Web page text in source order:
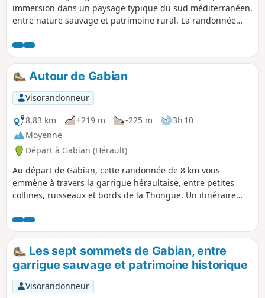
immersion dans un paysage typique du sud méditerranéen,
entre nature sauvage et patrimoine rural. La randonnée
composé de trois salles distinctes, où l’on peut observer de
belles formations calcaires et de spectaculaires stalactites,
témoins de milliers d’années de lente érosion. Le parcours
se poursuit vers les Moulins de Faugères, anciens moulins à
vent utilisés historiquement pour la transformation des
céréales, dont les premières traces remontent à l’époque
médiévale. Enfin, le sentier traverse un remarquable
patrimoine en pierre sèche, avec ses murs de terrasses
agricoles façonnant autrefois les cultures en restanques,
ainsi que les “carabelles”, petites constructions en pierre
servant d’abris ou d’outils agricoles, héritées des pratiques
paysannes traditionnelles et de l’organisation des jardins et
cultures anciennes du territoire.
Autour de Gabian
Visorandonneur
8,83 km
+219 m -225 m
3h 10
Moyenne
Départ à Gabian (Hérault)
Au départ de Gabian, cette randonnée de 8 km vous
emmène à travers la garrigue héraultaise, entre petites
collines, ruisseaux et bords de la Thongue. Un itinéraire
authentique, sauvage et apaisant.
Les sept sommets de Gabian, entre
garrigue sauvage et patrimoine historique
Visorandonneur